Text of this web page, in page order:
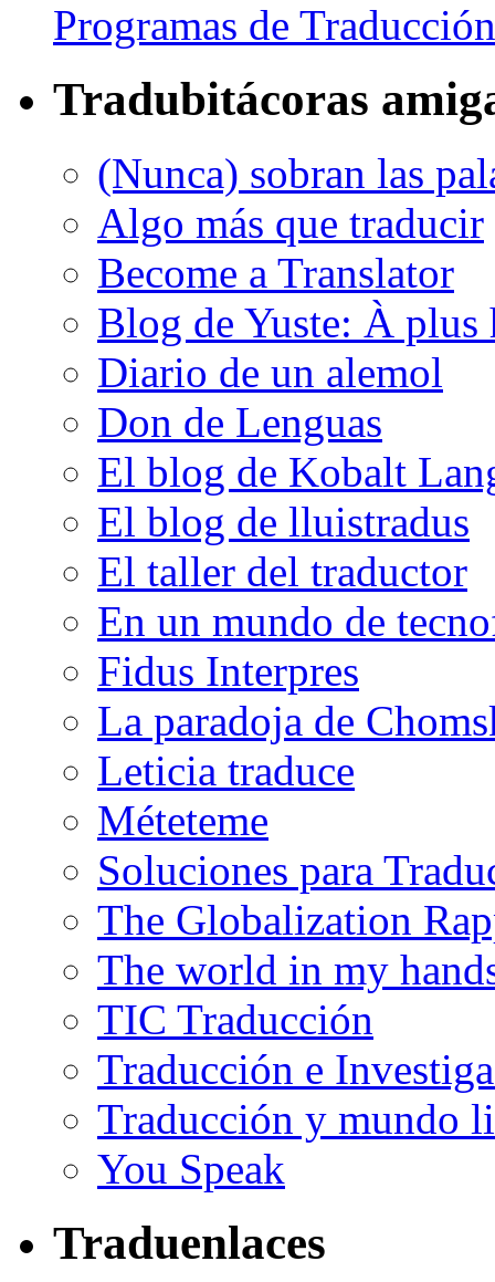
Programas de
Tradubitácoras
(Nunca) sobran las
Algo más que traducir
Become a Translator
Blog de Yuste: À plus
Diario de un alemol
Don de Lenguas
El blog de Kobalt
El blog de lluistradus
El taller del traductor
En un mundo de
Fidus Interpres
La paradoja de
Leticia traduce
Méteteme
Soluciones para
The Globalization
The world in my
TIC Traducción
Traducción e
Traducción y mundo
You Speak
Traduenlaces